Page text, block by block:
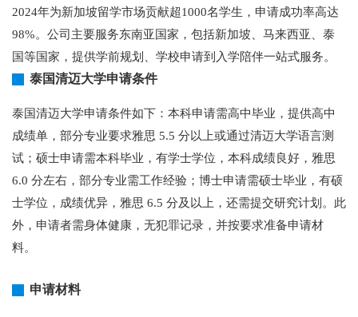
2024年为新加坡留学市场贡献超1000名学生，申请成功率高达
98%。公司主要服务东南亚国家，包括新加坡、马来西亚、泰
国等国家，提供学前规划、学校申请到入学陪伴一站式服务。
泰国清迈大学申请条件
泰国清迈大学申请条件如下：本科申请需高中毕业，提供高中
成绩单，部分专业要求雅思 5.5 分以上或通过清迈大学语言测
试；硕士申请需本科毕业，有学士学位，本科成绩良好，雅思
6.0 分左右，部分专业需工作经验；博士申请需硕士毕业，有硕
士学位，成绩优异，雅思 6.5 分及以上，还需提交研究计划。此
外，申请者需身体健康，无犯罪记录，并按要求准备申请材
料。
申请材料